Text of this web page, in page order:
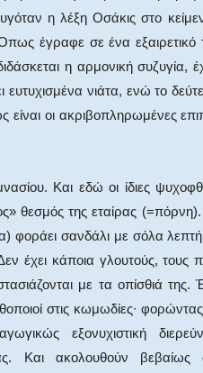
η λέξη Οσάκις στο
έγραφε σε ένα εξαιρετικό
η αρμονική
ευτυχισμένα νιάτα, ενώ το
οι ακριβοπληρωμένες
Και εδώ οι ίδιες
θεσμός της εταίρας
φοράει σανδάλι με σόλα
έχει κάποια γλουτούς,
με τα οπίσθιά της.
στις κωμωδίες∙
εξονυχιστική
Και ακολουθούν